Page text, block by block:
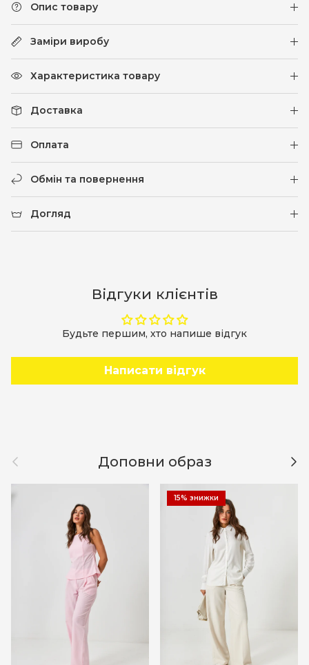
Опис товару
Заміри виробу
Характеристика товару
Доставка
Оплата
Обмін та повернення
Догляд
Відгуки клієнтів
Будьте першим, хто напише відгук
Написати відгук
Назад Доповни образ
15% знижки